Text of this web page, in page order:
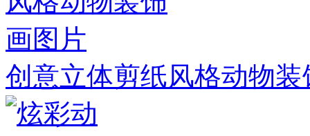
创意立体剪纸风格动物